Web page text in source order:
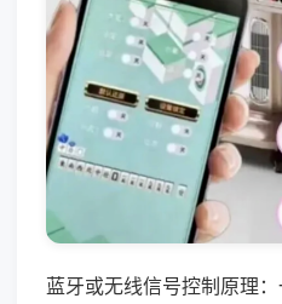
蓝牙或无线信号控制原理